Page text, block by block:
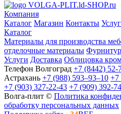
VOLGA-PLIT.ld-SHOP.ru
Компания
Каталог Магазин Контакты
Каталог
Материалы для производства
отделочные материалы
Услуги Доставка Облицовка
Телефон Волгоград +7 (8442) 52-
Астрахань +7 (988) 593‒93‒10 +7
+7 (903) 327-22-43 +7 (909) 392-
Волга-плит © Политика
обработку персональных данных